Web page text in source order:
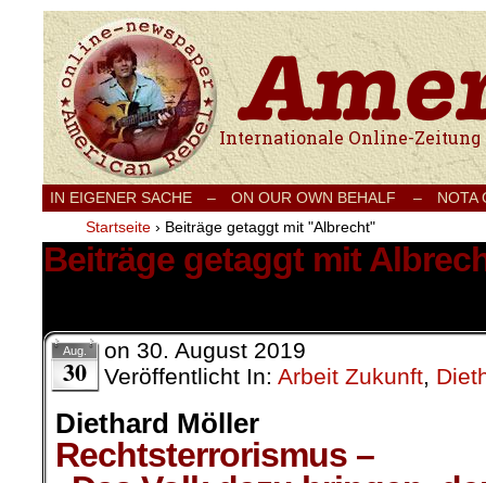
Internationale Onlinezeitung für Frieden,
IN EIGENER SACHE – ON OUR OWN BEHALF –
NOTA
Startseite › Beiträge getaggt mit "Albrecht"
Beiträge getaggt mit
Aug.
30
on 30. August 2019
Veröffentlicht In: Arbeit Zukunft,
Diethard Möller
Rechtsterrorismus –